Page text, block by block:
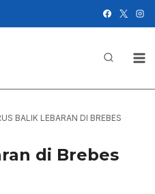
BALIK LEBARAN DI BREBES
di Brebes